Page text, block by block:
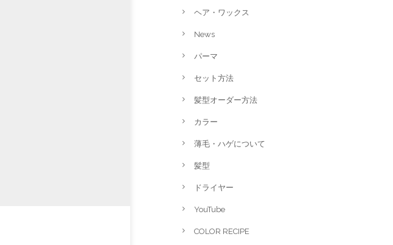
ヘア・ワックス
News
パーマ
セット方法
髪型オーダー方法
カラー
薄毛・ハゲについて
髪型
ドライヤー
YouTube
COLOR RECIPE